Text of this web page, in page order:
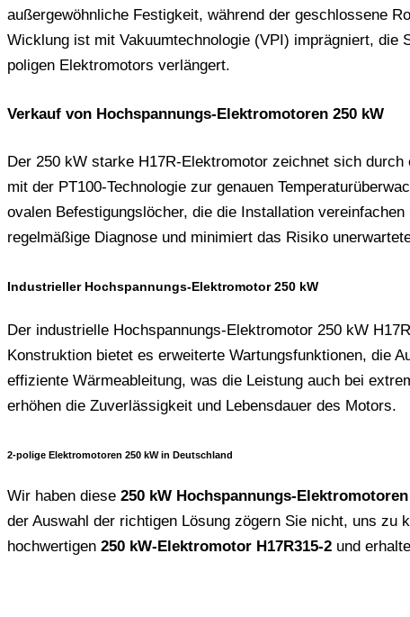
außergewöhnliche Festigkeit, während der geschlossene
Wicklung ist mit Vakuumtechnologie (VPI) imprägniert, die
poligen Elektromotors verlängert.
Verkauf von Hochspannungs-Elektromotoren 250 kW
Der 250 kW starke H17R-Elektromotor zeichnet sich
mit der PT100-Technologie zur genauen
ovalen Befestigungslöcher, die die Installation
regelmäßige Diagnose und minimiert das Risiko
Industrieller Hochspannungs-Elektromotor 250 kW
Der industrielle Hochspannungs-Elektromotor 250 kW
Konstruktion bietet es erweiterte Wartungsfunktionen, die
effiziente Wärmeableitung, was die Leistung auch bei
erhöhen die Zuverlässigkeit und Lebensdauer des Motors.
2-polige Elektromotoren 250 kW in Deutschland
Wir haben diese 250 kW Hochspannungs-Elektromotoren
der Auswahl der richtigen Lösung zögern Sie nicht, uns zu
hochwertigen 250 kW-Elektromotor H17R315-2 und